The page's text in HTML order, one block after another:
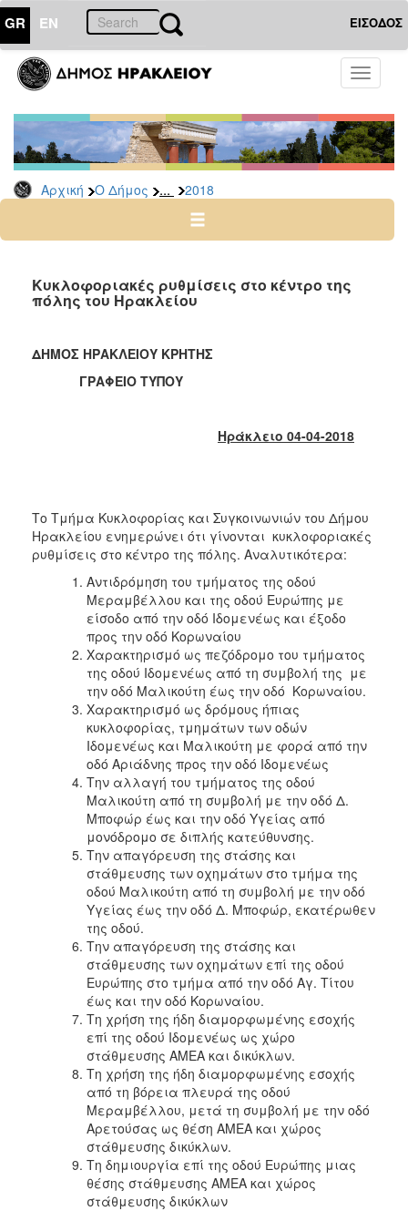
GR EN ΕΙΣΟΔΟΣ
Toggle
Αρχική Ο Δήμος ... 2018
ΔΗΜΟΣ
Δελτία
Τύπου
Αρχείο
2026
2024
2022
2020
2019
2013
2012
2011
2010
2006
ΠΟΛΙΤΙΣΜΟΣ
Κυκλοφοριακές ρυθμίσεις στο κέντρο της
πόλης του Ηρακλείου
ΔΗΜΟΣ ΗΡΑΚΛΕΙΟΥ ΚΡΗΤΗΣ
ΓΡΑΦΕΙΟ ΤΥΠΟΥ
Ηράκλειο 04-04-2018
Το Τμήμα Κυκλοφορίας και Συγκοινωνιών του Δήμου
Ηρακλείου ενημερώνει ότι γίνονται κυκλοφοριακές
ρυθμίσεις στο κέντρο της πόλης. Αναλυτικότερα:
Αντιδρόμηση του τμήματος της οδού
Μεραμβέλλου και της οδού Ευρώπης με
είσοδο από την οδό Ιδομενέως και έξοδο
προς την οδό Κορωναίου
Χαρακτηρισμό ως πεζόδρομο του τμήματος
της οδού Ιδομενέως από τη συμβολή της με
την οδό Μαλικούτη έως την οδό Κορωναίου.
Χαρακτηρισμό ως δρόμους ήπιας
κυκλοφορίας, τμημάτων των οδών
Ιδομενέως και Μαλικούτη με φορά από την
οδό Αριάδνης προς την οδό Ιδομενέως
Την αλλαγή του τμήματος της οδού
Μαλικούτη από τη συμβολή με την οδό Δ.
Μποφώρ έως και την οδό Υγείας από
μονόδρομο σε διπλής κατεύθυνσης.
Την απαγόρευση της στάσης και
στάθμευσης των οχημάτων στο τμήμα της
οδού Μαλικούτη από τη συμβολή με την οδό
Υγείας έως την οδό Δ. Μποφώρ, εκατέρωθεν
της οδού.
Την απαγόρευση της στάσης και
στάθμευσης των οχημάτων επί της οδού
Ευρώπης στο τμήμα από την οδό Αγ. Τίτου
έως και την οδό Κορωναίου.
Τη χρήση της ήδη διαμορφωμένης εσοχής
επί της οδού Ιδομενέως ως χώρο
στάθμευσης ΑΜΕΑ και δικύκλων.
Τη χρήση της ήδη διαμορφωμένης εσοχής
από τη βόρεια πλευρά της οδού
Μεραμβέλλου, μετά τη συμβολή με την οδό
Αρετούσας ως θέση ΑΜΕΑ και χώρος
στάθμευσης δικύκλων.
Τη δημιουργία επί της οδού Ευρώπης μιας
θέσης στάθμευσης ΑΜΕΑ και χώρος
στάθμευσης δικύκλων